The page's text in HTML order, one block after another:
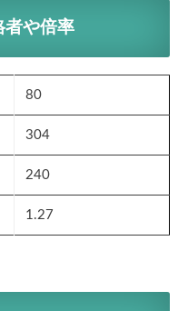
者や倍率
80
304
240
1.27